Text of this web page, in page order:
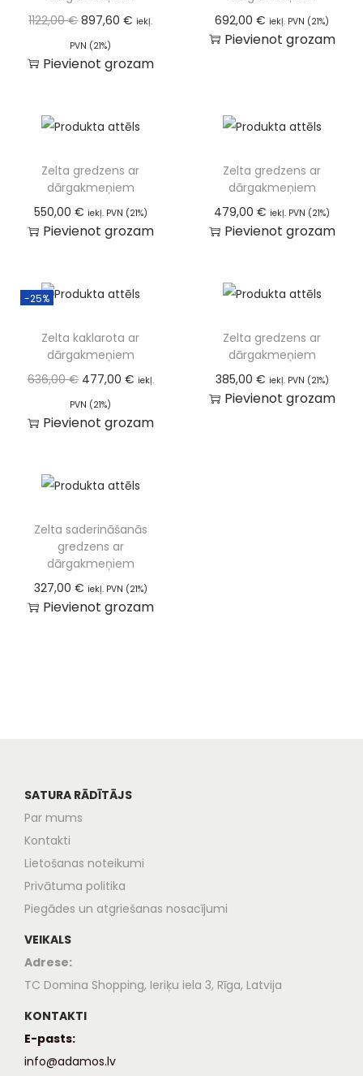
1122,00€ 897,60€ iekļ.
PVN (21%)
Pievienot grozam
692,00€ iekļ. PVN (21%)
Pievienot grozam
Zelta gredzens ar
dārgakmeņiem
550,00 € iekļ. PVN (21%)
Pievienot grozam
Zelta gredzens ar
dārgakmeņiem
479,00€ iekļ. PVN (21%)
Pievienot grozam
-25%
Zelta kaklarota ar
dārgakmeņiem
636,00€ 477,00 € iekļ.
PVN (21%)
Pievienot grozam
Zelta gredzens ar
dārgakmeņiem
385,00 € iekļ. PVN (21%)
Pievienot grozam
Zelta saderināšanās
gredzens ar
dārgakmeņiem
327,00 € iekļ. PVN (21%)
Pievienot grozam
SATURA RĀDĪTĀJS
Par mums
Kontakti
Lietošanas noteikumi
Privātuma politika
Piegādes un atgriešanas nosacījumi
VEIKALS
Adrese:
TC Domina Shopping, Ieriķu iela 3, Rīga, Latvija
KONTAKTI
E-pasts:
info@adamos.lv